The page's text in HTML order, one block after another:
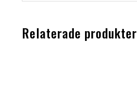
Relaterade produkter